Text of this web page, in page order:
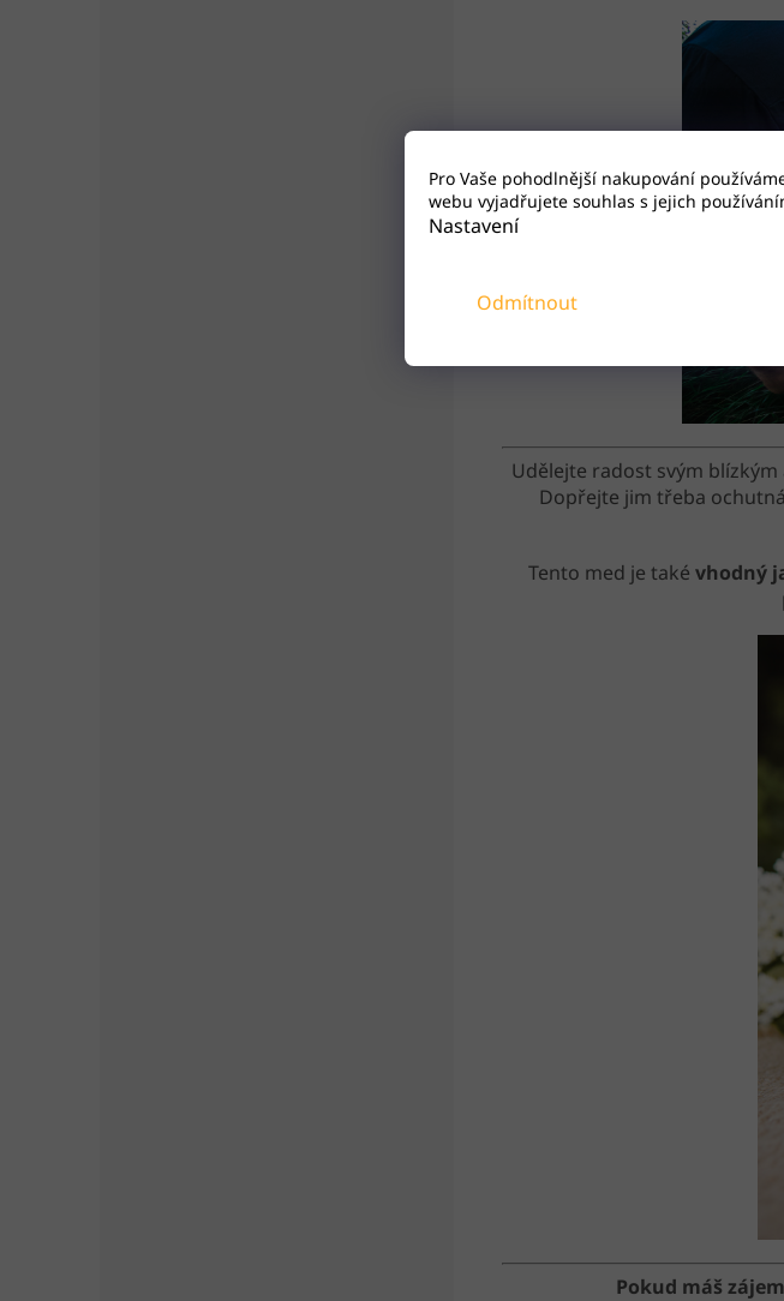
Pro Vaše pohodlnější nakupování
webu vyjadřujete souhlas s jejich
Nastavení
Odmítnout
Udělejte radost svým
Dopřejte jim třeba
Tento med je také vhodný
Pokud máš